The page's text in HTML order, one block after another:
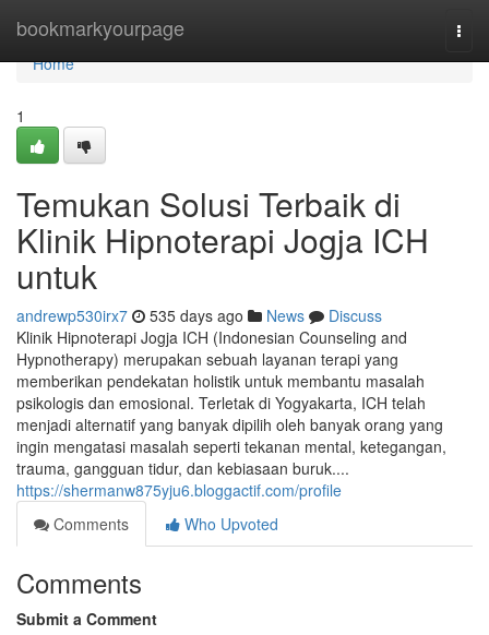
bookmarkyourpage
Home
Home
1
Temukan Solusi Terbaik di
Klinik Hipnoterapi Jogja ICH
untuk
andrewp530irx7 535 days ago News
Discuss
Klinik Hipnoterapi Jogja ICH (Indonesian Counseling and
Hypnotherapy) merupakan sebuah layanan terapi yang
memberikan pendekatan holistik untuk membantu masalah
psikologis dan emosional. Terletak di Yogyakarta, ICH telah
menjadi alternatif yang banyak dipilih oleh banyak orang yang
ingin mengatasi masalah seperti tekanan mental, ketegangan,
trauma, gangguan tidur, dan kebiasaan buruk....
https://shermanw875yju6.bloggactif.com/profile
Comments
Who Upvoted
Comments
Submit a Comment